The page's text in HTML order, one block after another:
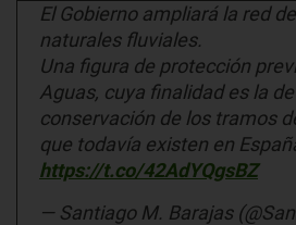
El Gobierno ampliará la red
naturales fluviales.
Una figura de protección
Aguas, cuya finalidad es la
conservación de los tramos
que todavía existen en
https://t.co/42AdYQgsBZ
— Santiago M. Barajas